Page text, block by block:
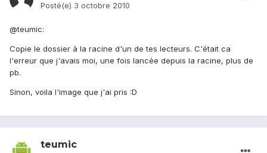
Posté(e) 3 octobre 2010
@teumic:
Copie le dossier à la racine d'un de tes lecteurs. C'était ca
l'erreur que j'avais moi, une fois lancée depuis la racine, plus de
pb.
Sinon, voila l'image que j'ai pris :D
teumic